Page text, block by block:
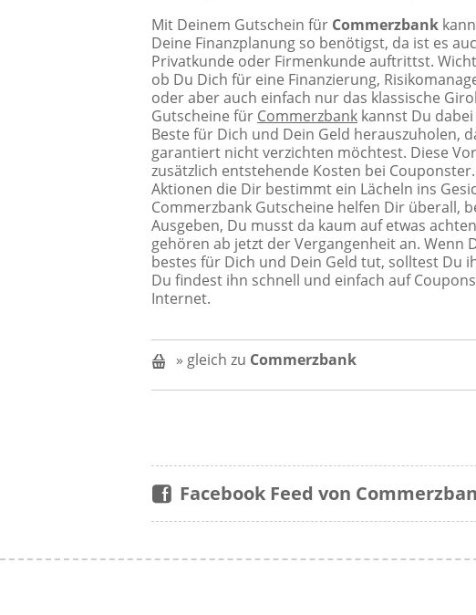
Mit Deinem Gutschein für Commerzbank
Deine Finanzplanung so benötigst, da ist es
Privatkunde oder Firmenkunde auftrittst.
ob Du Dich für eine Finanzierung,
oder aber auch einfach nur das klassische
Gutscheine für Commerzbank kannst Du
Beste für Dich und Dein Geld herauszuholen,
garantiert nicht verzichten möchtest. Diese
zusätzlich entstehende Kosten bei
Aktionen die Dir bestimmt ein Lächeln ins
Commerzbank Gutscheine helfen Dir überall,
Ausgeben, Du musst da kaum auf etwas
gehören ab jetzt der Vergangenheit an. Wenn
bestes für Dich und Dein Geld tut, solltest Du
Du findest ihn schnell und einfach auf
Internet.
» gleich zu Commerzbank
Facebook Feed von